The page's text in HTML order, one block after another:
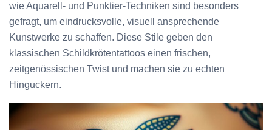
wie Aquarell- und Punktier-Techniken sind besonders
gefragt, um eindrucksvolle, visuell ansprechende
Kunstwerke zu schaffen. Diese Stile geben den
klassischen Schildkrötentattoos einen frischen,
zeitgenössischen Twist und machen sie zu echten
Hinguckern.